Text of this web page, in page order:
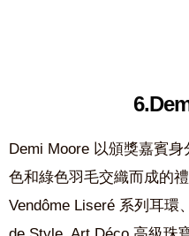
Demi Moore 以頒獎嘉賓
色和綠色羽毛交織而成的
Vendôme Liseré 系列耳環